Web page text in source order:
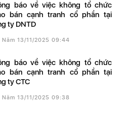
bán cạnh tranh cổ phần tại
ty DNTD
Năm 13/11/2025 09:44
bán cạnh tranh cổ phần tại
ty CTC
Năm 13/11/2025 09:38